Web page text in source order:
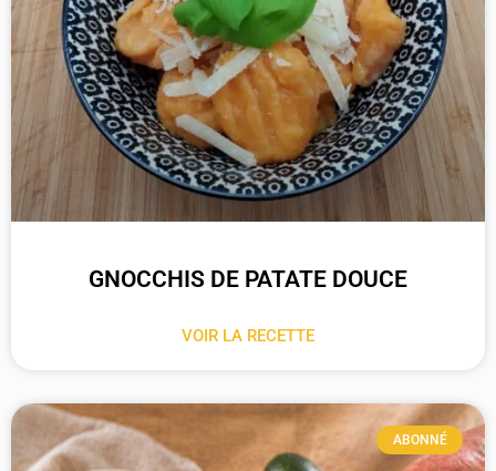
GNOCCHIS DE PATATE DOUCE
VOIR LA RECETTE
ABONNÉ